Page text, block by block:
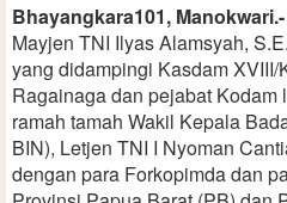
Bhayangkara101, Manokwari.-
Mayjen TNI Ilyas Alamsyah,
yang didampingi Kasdam
Ragainaga dan pejabat
ramah tamah Wakil Kepala
BIN), Letjen TNI I Nyoman
dengan para Forkopimda dan